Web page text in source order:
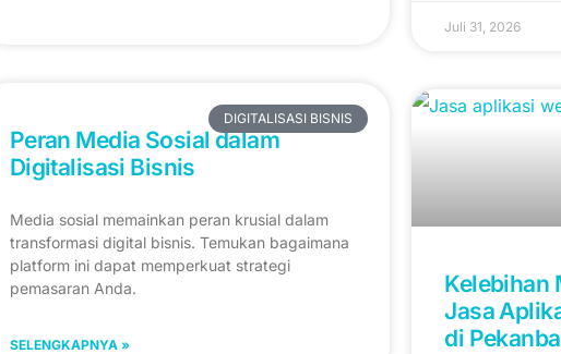
DIGITALISASI BISNIS
Peran Media Sosial dalam
Digitalisasi Bisnis
Media sosial memainkan peran krusial dalam
transformasi digital bisnis. Temukan bagaimana
platform ini dapat memperkuat strategi
pemasaran Anda.
SELENGKAPNYA »
Juli 31, 2026
Kelebihan
Jasa
di